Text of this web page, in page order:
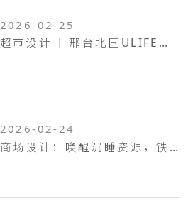
2026-02-25
超市设计 | 邢台北国ULIFE，共生共融，工业底色的烟火叙事！
2026-02-24
商场设计：唤醒沉睡资源，铁岭双燕天河城，狂揽 9.6 万客流